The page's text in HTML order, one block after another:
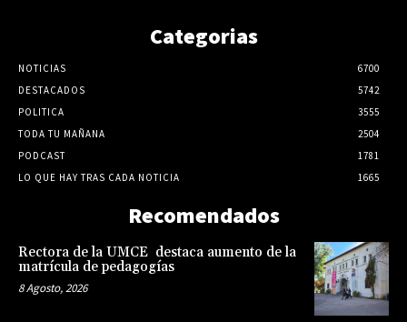
Categorias
NOTICIAS
6700
DESTACADOS
5742
POLITICA
3555
TODA TU MAÑANA
2504
PODCAST
1781
LO QUE HAY TRAS CADA NOTICIA
1665
Recomendados
Rectora de la UMCE destaca aumento de la
matrícula de pedagogías
8 Agosto, 2026